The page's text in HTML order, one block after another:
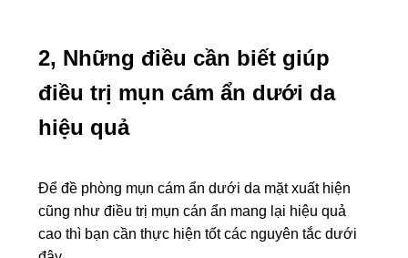
2, Những điều cần biết giúp
điều trị mụn cám ẩn dưới da
hiệu quả
Để đề phòng mụn cám ẩn dưới da mặt xuất hiện
cũng như điều trị mụn cán ẩn mang lại hiệu quả
cao thì bạn cần thực hiện tốt các nguyên tắc dưới